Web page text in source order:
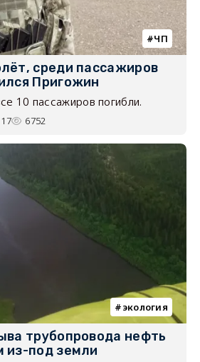
ЧП
среди пассажиров
Пригожин
10 пассажиров погибли.
17 6752
экология
трубопровода нефть
из-под земли